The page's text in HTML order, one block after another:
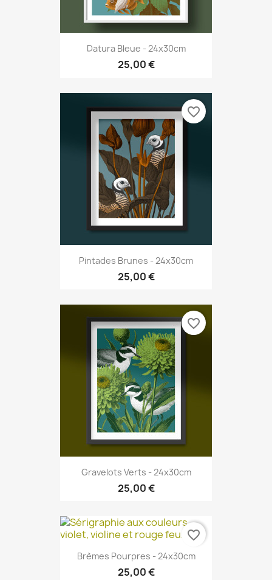
Datura Bleue - 24x30cm
25,00 €
Pintades Brunes - 24x30cm
25,00 €
favorite_border
Gravelots Verts - 24x30cm
25,00 €
favorite_border
Brèmes Pourpres - 24x30cm
25,00 €
favorite_border